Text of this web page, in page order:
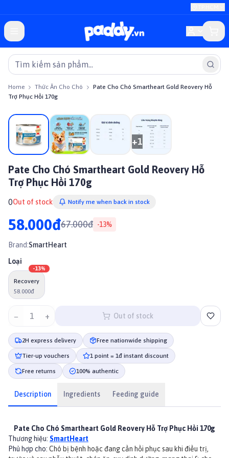
Home Thức Ăn Cho Chó
Pate Cho Chó Smartheart Gold Reovery Hỗ
Trợ Phục Hồi 170g
On sale
+1
Pate Cho Chó Smartheart Gold Reovery Hỗ
Trợ Phục Hồi 170g
0Out of stock Notify me when back in stock
58.000đ67.000đ -13%
Brand:SmartHeart
Loại
Recovery
58.000đ
-13%
− 1 + Out of stock
2H express delivery Free nationwide shipping
Tier-up vouchers 1 point = 1đ instant discount
Free returns 100% authentic
Description Ingredients Feeding guide
Pate Cho Chó Smartheart Gold Reovery Hỗ Trợ Phục Hồi 170g
Thương hiệu: SmartHeart
Phù hợp cho: Chó bị bệnh hoặc đang cần hồi phục sau khi điều trị,